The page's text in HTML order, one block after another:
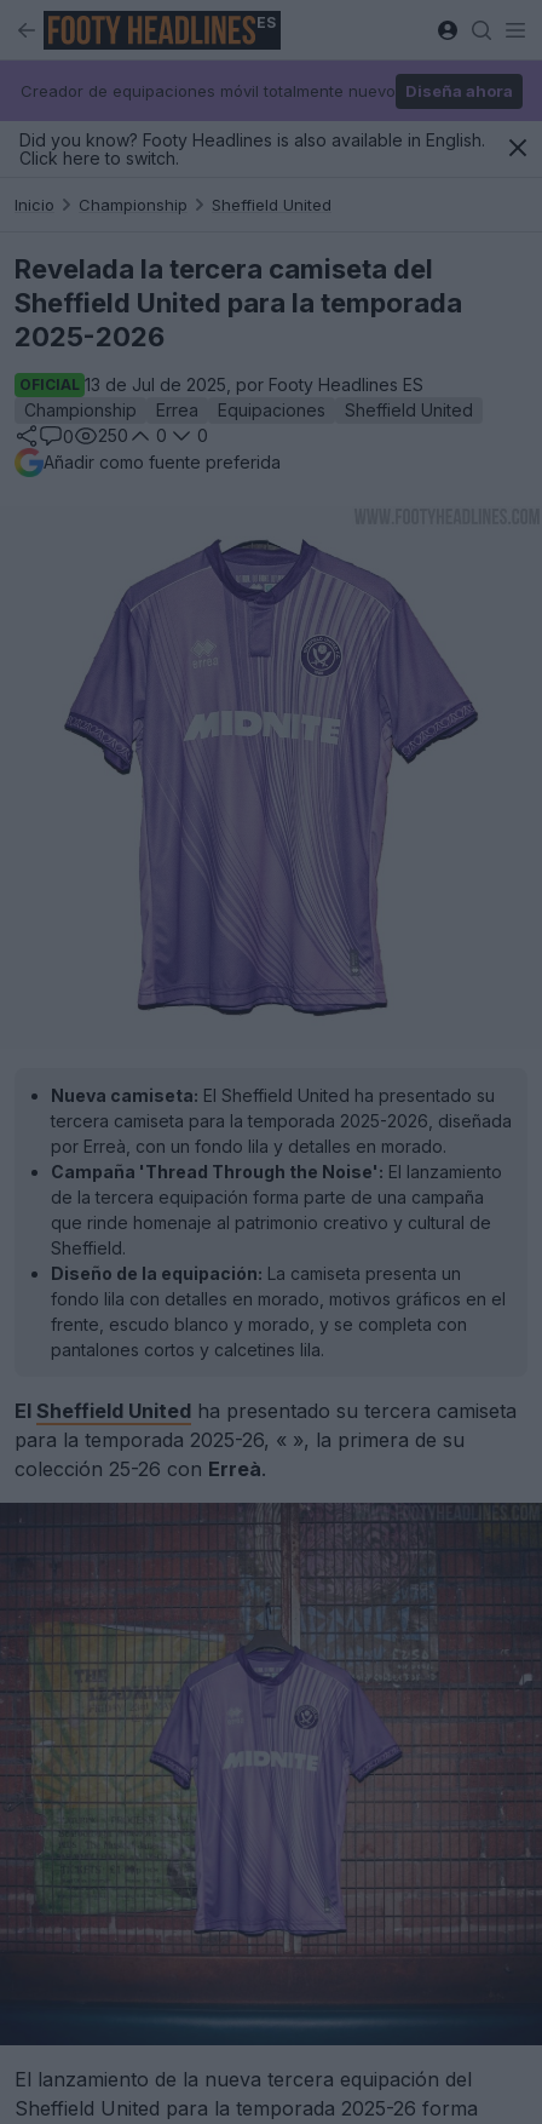
ES
Creador de equipaciones móvil totalmente nuevo Diseña ahora
Did you know? Footy Headlines is also available in English.
Click here to switch.
Inicio Championship Sheffield United
Revelada la tercera camiseta del
Sheffield United para la temporada
2025-2026
OFICIAL 13 de Jul de 2025, por Footy Headlines ES
Championship
Errea Equipaciones
Sheffield United
0
250 0
0
Añadir como fuente preferida
Nueva camiseta: El Sheffield United ha presentado su
tercera camiseta para la temporada 2025-2026, diseñada
por Erreà, con un fondo lila y detalles en morado.
Campaña 'Thread Through the Noise': El lanzamiento
de la tercera equipación forma parte de una campaña
que rinde homenaje al patrimonio creativo y cultural de
Sheffield.
Diseño de la equipación: La camiseta presenta un
fondo lila con detalles en morado, motivos gráficos en el
frente, escudo blanco y morado, y se completa con
pantalones cortos y calcetines lila.
El Sheffield United ha presentado su tercera camiseta
para la temporada 2025-26, « », la primera de su
colección 25-26 con Erreà.
El lanzamiento de la nueva tercera equipación del
Sheffield United para la temporada 2025-26 forma